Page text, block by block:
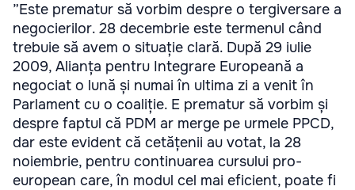
”Este prematur să vorbim despre o tergiversare a
negocierilor. 28 decembrie este termenul când
trebuie să avem o situație clară. După 29 iulie
2009, Alianța pentru Integrare Europeană a
negociat o lună și numai în ultima zi a venit în
Parlament cu o coaliție. E prematur să vorbim și
despre faptul că PDM ar merge pe urmele PPCD,
dar este evident că cetățenii au votat, la 28
noiembrie, pentru continuarea cursului pro-
european care, în modul cel mai eficient, poate fi